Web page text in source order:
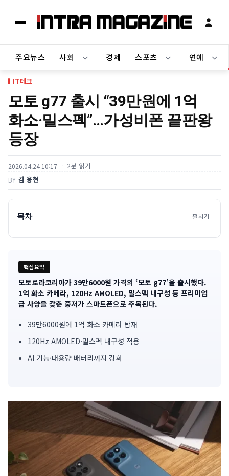
주요뉴스 사회 경제 스포츠 연예
IT테크
모토 g77 출시 “39만원에 1억
화소·밀스펙”…가성비폰 끝판왕
등장
2026.04.24 10:17 2분 읽기
BY 김 용현
목차 펼치기
핵심요약
기
사
핵
심
모토로라코리아가 39만6000원 가격의 ‘모토 g77’을 출시했다.
1억 화소 카메라, 120Hz AMOLED, 밀스펙 내구성 등 프리미엄
급 사양을 갖춘 중저가 스마트폰으로 주목된다.
39만6000원에 1억 화소 카메라 탑재
120Hz AMOLED·밀스펙 내구성 적용
AI 기능·대용량 배터리까지 강화